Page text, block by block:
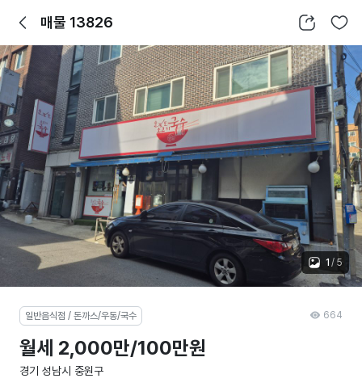
뒤로가기매물 13826 공유하기 찜하기
1 / 5
일반음식점 / 돈까스/우동/국수
월세 2,000만/100만원
경기 성남시 중원구
664